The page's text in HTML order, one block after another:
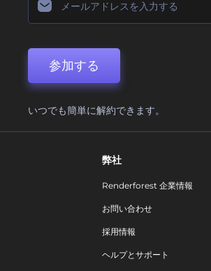
参加する
いつでも簡単に解約できます。
弊社
Renderforest 企業情報
お問い合わせ
採用情報
ヘルプとサポート